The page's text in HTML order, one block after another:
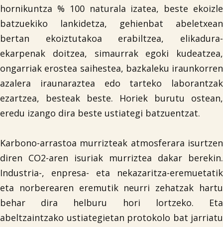
hornikuntza % 100 naturala izatea, beste ekoizle
batzuekiko lankidetza, gehienbat abeletxean
bertan ekoiztutakoa erabiltzea, elikadura-
ekarpenak doitzea, simaurrak egoki kudeatzea,
ongarriak erostea saihestea, bazkaleku iraunkorren
azalera iraunaraztea edo tarteko laborantzak
ezartzea, besteak beste. Horiek burutu ostean,
eredu izango dira beste ustiategi batzuentzat.
Karbono-arrastoa murrizteak atmosferara isurtzen
diren CO2-aren isuriak murriztea dakar berekin.
Industria-, enpresa- eta nekazaritza-eremuetatik
eta norberearen eremutik neurri zehatzak hartu
behar dira helburu hori lortzeko. Eta
abeltzaintzako ustiategietan protokolo bat jarriatu